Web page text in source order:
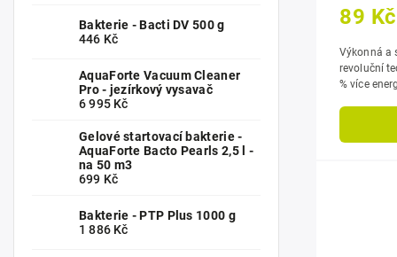
Bakterie - Bacti DV 500 g
446 Kč
AquaForte Vacuum Cleaner
Pro - jezírkový vysavač
6 995 Kč
Gelové startovací bakterie -
AquaForte Bacto Pearls 2,5 l -
na 50 m3
699 Kč
Bakterie - PTP Plus 1000 g
1 886 Kč
89 Kč
Výkonná a
revoluční
% více energie. ideální pro